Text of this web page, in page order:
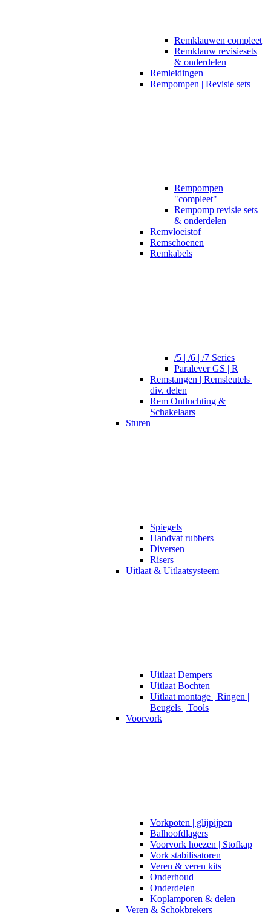
Remklauwen compleet
Remklauw revisiesets
& onderdelen
Remleidingen
Rempompen | Revisie sets
Rempompen
"compleet"
Rempomp revisie sets
& onderdelen
Remvloeistof
Remschoenen
Remkabels
/5 | /6 | /7 Series
Paralever GS | R
Remstangen | Remsleutels |
div. delen
Rem Ontluchting &
Schakelaars
Sturen
Spiegels
Handvat rubbers
Diversen
Risers
Uitlaat & Uitlaatsysteem
Uitlaat Dempers
Uitlaat Bochten
Uitlaat montage | Ringen |
Beugels | Tools
Voorvork
Vorkpoten | glijpijpen
Balhoofdlagers
Voorvork hoezen | Stofkap
Vork stabilisatoren
Veren & veren kits
Onderhoud
Onderdelen
Koplamporen & delen
Veren & Schokbrekers